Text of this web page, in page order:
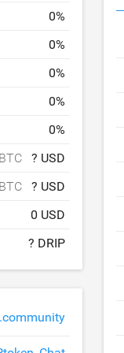
0%
0%
0%
0%
0%
? USD
? USD
0 USD
? DRIP